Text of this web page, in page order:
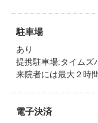
駐車場
あり
提携駐車場:タイムズ
来院者には最大２時
電子決済